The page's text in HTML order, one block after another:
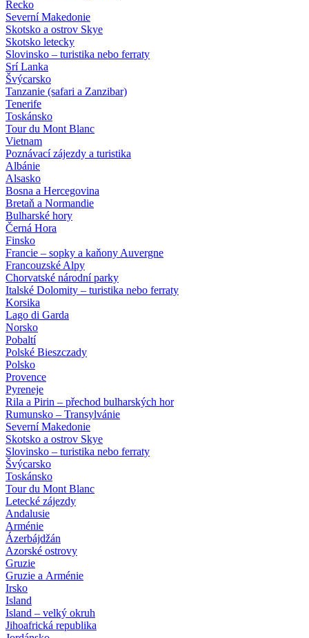
Řecko
Severní Makedonie
Skotsko a ostrov Skye
Skotsko letecky
Slovinsko – turistika nebo ferraty
Srí Lanka
Švýcarsko
Tanzanie (safari a Zanzibar)
Tenerife
Toskánsko
Tour du Mont Blanc
Vietnam
Poznávací zájezdy a turistika
Albánie
Alsasko
Bosna a Hercegovina
Bretaň a Normandie
Bulharské hory
Černá Hora
Finsko
Francie – sopky a kaňony Auvergne
Francouzské Alpy
Chorvatské národní parky
Italské Dolomity – turistika nebo ferraty
Korsika
Lago di Garda
Norsko
Pobaltí
Polské Bieszczady
Polsko
Provence
Pyreneje
Rila a Pirin – přechod bulharských hor
Rumunsko – Transylvánie
Severní Makedonie
Skotsko a ostrov Skye
Slovinsko – turistika nebo ferraty
Švýcarsko
Toskánsko
Tour du Mont Blanc
Letecké zájezdy
Andalusie
Arménie
Ázerbájdžán
Azorské ostrovy
Gruzie
Gruzie a Arménie
Irsko
Island
Island – velký okruh
Jihoafrická republika